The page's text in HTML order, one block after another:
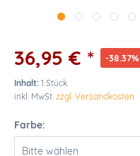
36,95 € * -38.37%
Inhalt: 1 Stück
inkl. MwSt. zzgl. Versandkosten
Farbe: